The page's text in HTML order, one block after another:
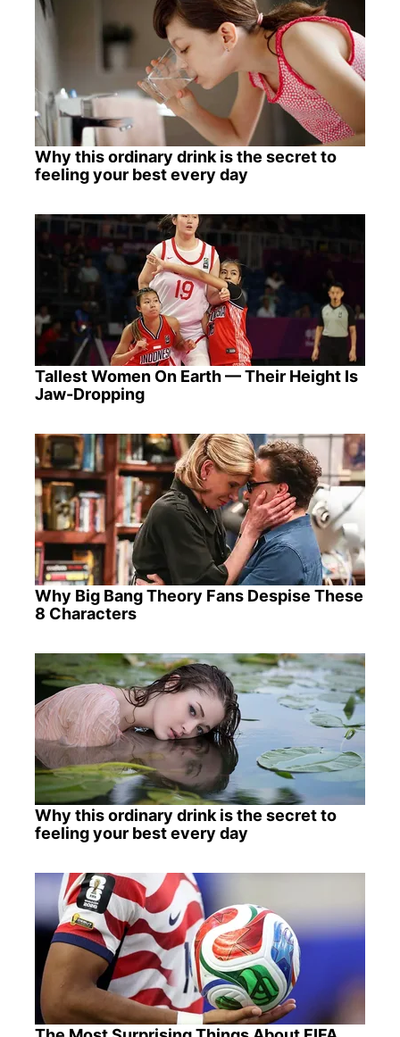
Why this ordinary drink is the secret to
feeling your best every day
Tallest Women On Earth — Their Height Is
Jaw-Dropping
Why Big Bang Theory Fans Despise These
8 Characters
Why this ordinary drink is the secret to
feeling your best every day